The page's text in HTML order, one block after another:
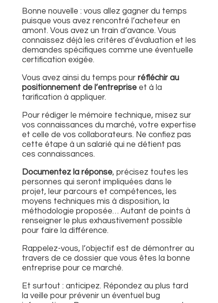
Bonne nouvelle : vous allez gagner du temps
puisque vous avez rencontré l’acheteur en
amont. Vous avez un train d’avance. Vous
connaissez déjà les critères d’évaluation et les
demandes spécifiques comme une éventuelle
certification exigée.
Vous avez ainsi du temps pour réfléchir au
positionnement de l’entrepriseet à la
tarification à appliquer.
Pour rédiger le mémoire technique, misez sur
vos connaissances du marché, votre expertise
et celle de vos collaborateurs. Ne confiez pas
cette étape à un salarié qui ne détient pas
ces connaissances.
Documentez la réponse, précisez toutes les
personnes qui seront impliquées dans le
projet, leur parcours et compétences, les
moyens techniques mis à disposition, la
méthodologie proposée… Autant de points à
renseigner le plus exhaustivement possible
pour faire la différence.
Rappelez-vous, l’objectif est de démontrer au
travers de ce dossier que vous êtes la bonne
entreprise pour ce marché.
Et surtout : anticipez. Répondez au plus tard
la veille pour prévenir un éventuel bug